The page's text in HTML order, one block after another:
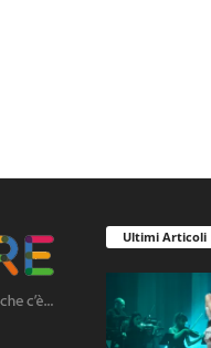
Ultimi Articoli